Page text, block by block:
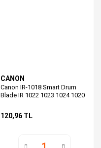
CANON
Canon IR-1018 Smart Drum
Blade IR 1022 1023 1024 1020
120,96 TL